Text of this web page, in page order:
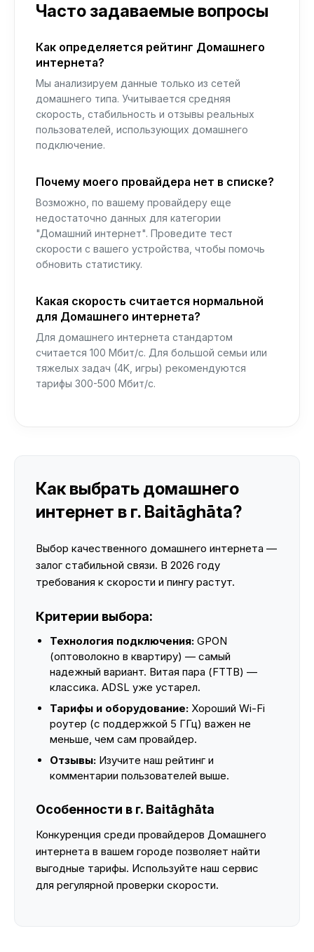
Часто задаваемые вопросы
Как определяется рейтинг Домашнего
интернета?
Мы анализируем данные только из сетей
домашнего типа. Учитывается средняя
скорость, стабильность и отзывы реальных
пользователей, использующих домашнего
подключение.
Почему моего провайдера нет в списке?
Возможно, по вашему провайдеру еще
недостаточно данных для категории
"Домашний интернет". Проведите тест
скорости с вашего устройства, чтобы помочь
обновить статистику.
Какая скорость считается нормальной
для Домашнего интернета?
Для домашнего интернета стандартом
считается 100 Мбит/с. Для большой семьи или
тяжелых задач (4K, игры) рекомендуются
тарифы 300-500 Мбит/с.
Как выбрать домашнего
интернет в г. Baitāghāta?
Выбор качественного домашнего интернета —
залог стабильной связи. В 2026 году
требования к скорости и пингу растут.
Критерии выбора:
Технология подключения: GPON
(оптоволокно в квартиру) — самый
надежный вариант. Витая пара (FTTB) —
классика. ADSL уже устарел.
Тарифы и оборудование: Хороший Wi-Fi
роутер (с поддержкой 5 ГГц) важен не
меньше, чем сам провайдер.
Отзывы: Изучите наш рейтинг и
комментарии пользователей выше.
Особенности в г. Baitāghāta
Конкуренция среди провайдеров Домашнего
интернета в вашем городе позволяет найти
выгодные тарифы. Используйте наш сервис
для регулярной проверки скорости.